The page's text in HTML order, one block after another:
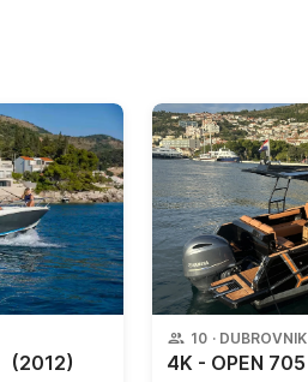
(2012)
10 · DUBROVNIK
4K - OPEN 705